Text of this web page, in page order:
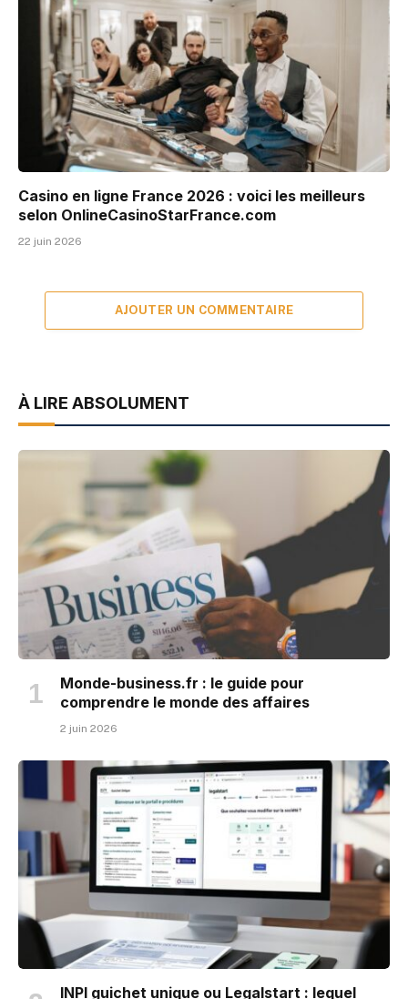
Casino en ligne France 2026 : voici les meilleurs
selon OnlineCasinoStarFrance.com
22 juin 2026
AJOUTER UN COMMENTAIRE
À LIRE ABSOLUMENT
Monde-business.fr : le guide pour
comprendre le monde des affaires
2 juin 2026
INPI guichet unique ou Legalstart : lequel